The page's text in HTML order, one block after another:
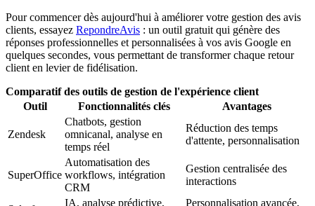
Pour commencer dès aujourd'hui à améliorer votre gestion des avis
clients, essayez RepondreAvis : un outil gratuit qui génère des
réponses professionnelles et personnalisées à vos avis Google en
quelques secondes, vous permettant de transformer chaque retour
client en levier de fidélisation.
Comparatif des outils de gestion de l'expérience client
Outil
Fonctionnalités clés Avantages
Zendesk
Chatbots, gestion
omnicanal, analyse en
temps réel
Réduction des temps
d'attente, personnalisation
SuperOffice
Automatisation des
workflows, intégration
CRM
Gestion centralisée des
interactions
IA, analyse prédictive,
Personnalisation avancée,